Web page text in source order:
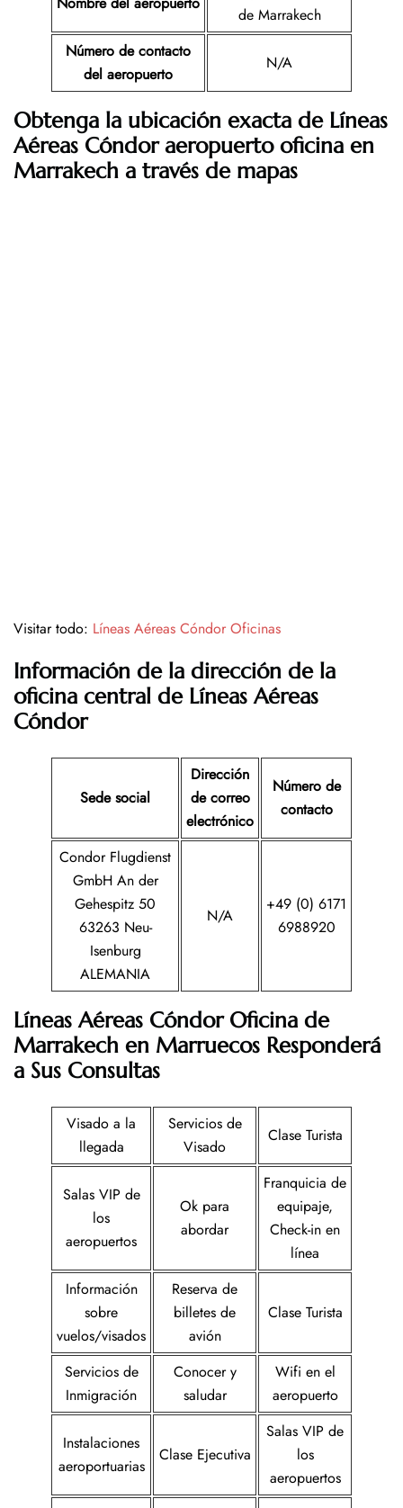
de Marrakech
Número de contacto
del aeropuerto
N/A
Obtenga la ubicación exacta de Líneas
Aéreas Cóndor aeropuerto oficina en
Marrakech a través de mapas
Visitar todo: Líneas Aéreas Cóndor Oficinas
Información de la dirección de la
oficina central de Líneas Aéreas
Cóndor
Sede social
Dirección
de correo
electrónico
Número de
contacto
Condor Flugdienst
GmbH An der
Gehespitz 50
63263 Neu-
Isenburg
ALEMANIA
N/A
+49 (0) 6171
6988920
Líneas Aéreas Cóndor Oficina de
Marrakech en Marruecos Responderá
a Sus Consultas
Visado a la
llegada
Servicios de
Visado
Clase Turista
Salas VIP de
los
aeropuertos
Ok para
abordar
Franquicia de
equipaje,
Check-in en
línea
Información
sobre
vuelos/visados
Reserva de
billetes de
avión
Clase Turista
Servicios de
Inmigración
Conocer y
saludar
Wifi en el
aeropuerto
Instalaciones
aeroportuarias
Clase Ejecutiva
Salas VIP de
los
aeropuertos